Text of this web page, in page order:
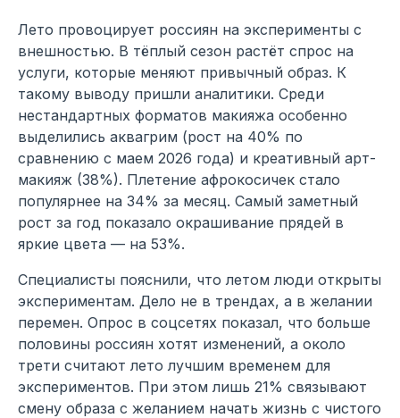
Лето провоцирует россиян на эксперименты с
внешностью. В тёплый сезон растёт спрос на
услуги, которые меняют привычный образ. К
такому выводу пришли аналитики. Среди
нестандартных форматов макияжа особенно
выделились аквагрим (рост на 40% по
сравнению с маем 2026 года) и креативный арт-
макияж (38%). Плетение афрокосичек стало
популярнее на 34% за месяц. Самый заметный
рост за год показало окрашивание прядей в
яркие цвета — на 53%.
Специалисты пояснили, что летом люди открыты
экспериментам. Дело не в трендах, а в желании
перемен. Опрос в соцсетях показал, что больше
половины россиян хотят изменений, а около
трети считают лето лучшим временем для
экспериментов. При этом лишь 21% связывают
смену образа с желанием начать жизнь с чистого